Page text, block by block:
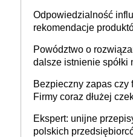
Odpowiedzialność
rekomendacje
Powództwo o
dalsze istnienie spółki
Bezpieczny zapas czy
Firmy coraz dłużej
Ekspert: unijne
polskich